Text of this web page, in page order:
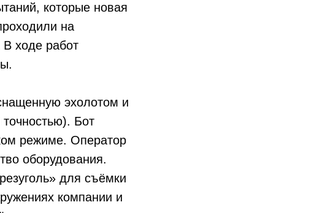
которые новая
на
В ходе работ
эхолотом и
точностью). Бот
режиме. Оператор
оборудования.
для съёмки
компании и